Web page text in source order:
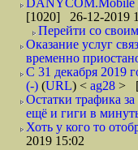
DANYCOM.Mobile
[1020] 26-12-2019
Перейти со
Оказание услуг
временно
С 31 декабря 2019
(-) (URL) < ag28 >
Остатки трафика
ещё и гиги в
Хоть у кого то
2019 15:02